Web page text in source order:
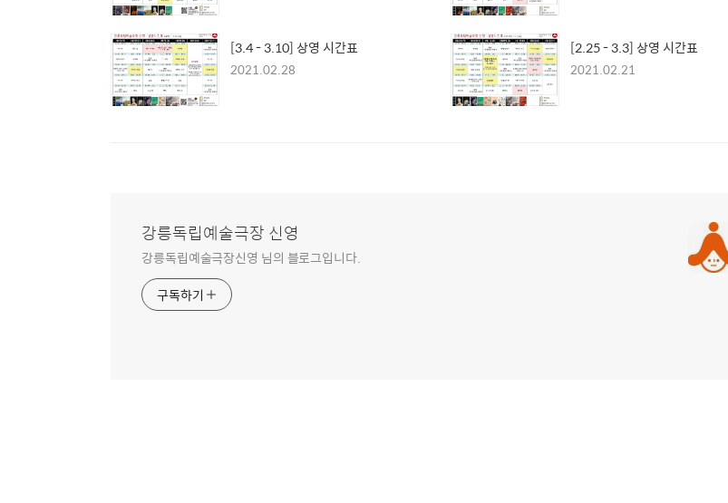
[3.4 - 3.10] 상영 시간표
2021.02.28
[2.25 - 3.3] 상영 시간표
2021.02.21
강릉독립예술극장 신영
강릉독립예술극장신영 님의 블로그입니다.
구독하기